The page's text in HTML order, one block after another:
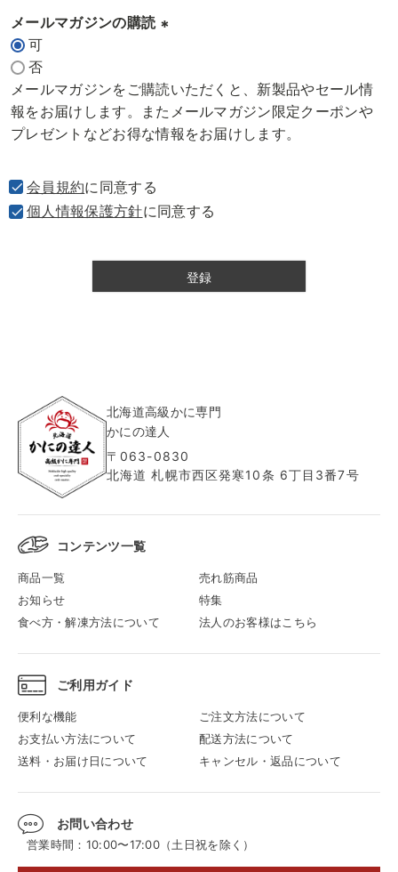
メールマガジンの購読
須
)
可
否
メールマガジンをご購読いただくと、新製品やセール情
報をお届けします。またメールマガジン限定クーポンや
プレゼントなどお得な情報をお届けします。
会員規約に同意する
個人情報保護方針に同意する
登録
北海道高級かに専門
かにの達人
〒063-0830
北海道 札幌市西区発寒10条 6丁目3番7号
コンテンツ一覧
商品一覧
売れ筋商品
お知らせ
特集
食べ方・解凍方法について
法人のお客様はこちら
ご利用ガイド
便利な機能
ご注文方法について
お支払い方法について
配送方法について
送料・お届け日について
キャンセル・返品について
お問い合わせ
営業時間：10:00〜17:00（土日祝を除く）